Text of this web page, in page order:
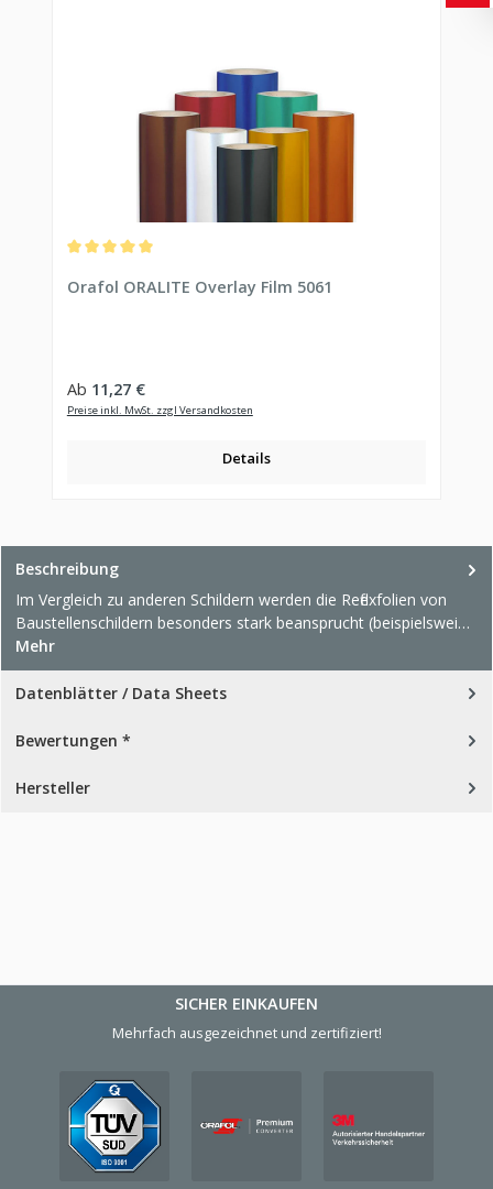
Orafol ORALITE Overlay Film 5061
Regulärer Preis:
Ab 11,27 €
Preise inkl. MwSt. zzgl Versandkosten
Details
Beschreibung
Im Vergleich zu anderen Schildern werden die Reflexfolien von
Baustellenschildern besonders stark beansprucht (beispielswei…
Mehr
Datenblätter / Data Sheets
Bewertungen *
Hersteller
SICHER EINKAUFEN
Mehrfach ausgezeichnet und zertifiziert!